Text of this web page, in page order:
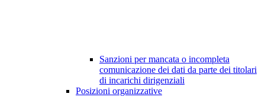
Sanzioni per mancata o incompleta
comunicazione dei dati da parte dei titolari
di incarichi dirigenziali
Posizioni organizzative